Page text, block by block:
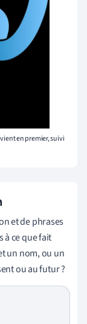
en premier, suivi
et de phrases
à ce que fait
un nom, ou un
ou au futur ?